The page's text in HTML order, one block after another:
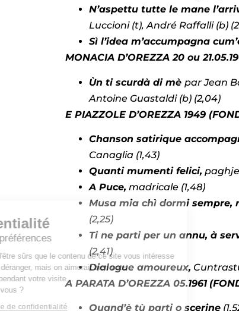
Confidentialité
Gérez vos préférences
On a attendu d'être sûrs que le contenu de ce site vous
avant de vous déranger, mais on aimerait bien vous
accompagner pendant votre visite…
C'est OK pour vous ?
Lire la politique de confidentialité
N’aspettu tutte le mane
Luccioni (t), André Raffalli (b)
Sì l’idea m’accumpagna
MONACIA D’OREZZA 20 ou
Ùn ti scurdà di mè par Jean
Antoine Guastaldi (b) (2,04)
E PIAZZOLE D’OREZZA 1949
Chanson satirique
Canaglia (1,43)
Quanti mumenti felici,
A Puce, madricale (1,48)
Musa mia chì dormi sempre,
(2,25)
Ti ne parti per un annu, à
(2,41)
Dialogue amoureux,
A PARATA D’OREZZA 05.1961
Quand’è tù parti o scerine